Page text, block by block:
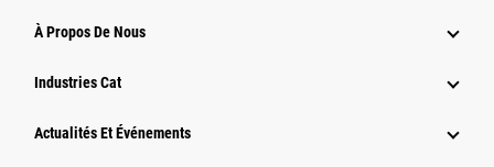
À Propos De Nous
Industries Cat
Actualités Et Événements